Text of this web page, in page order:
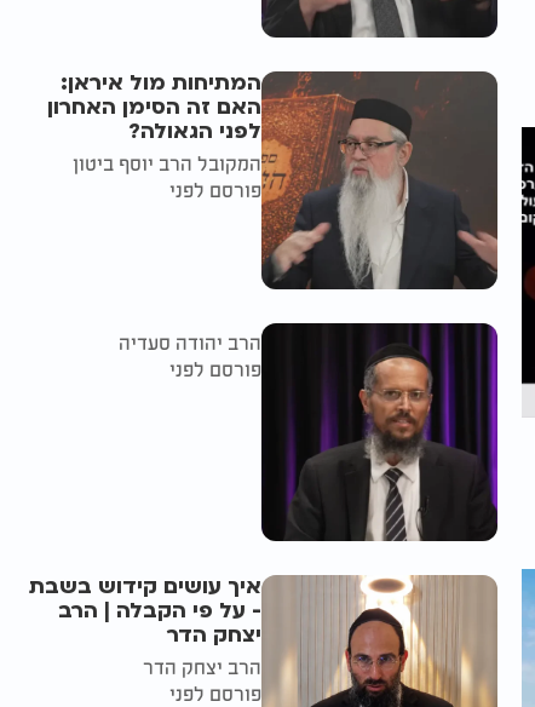
המתיחות מול איראן:
האם זה הסימן האחרון
לפני הגאולה?
המקובל הרב יוסף ביטון
פורסם לפני
הרב יהודה סעדיה
פורסם לפני
איך עושים קידוש בשבת
- על פי הקבלה | הרב
יצחק הדר
הרב יצחק הדר
פורסם לפני